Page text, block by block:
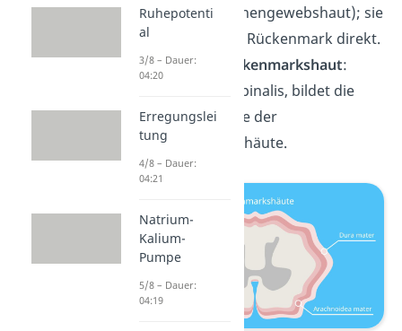
spinalis (Spinnengewebshaut); sie
umhüllen das Rückenmark direkt.
dieharte Rückenmarkshaut:
Dura mater spinalis, bildet die
äußerste Hülle der
Rückenmarkshäute.
Ruhepotenti
al
3/8 – Dauer:
04:20
Erregungslei
tung
4/8 – Dauer:
04:21
Natrium-
Kalium-
Pumpe
5/8 – Dauer:
04:19